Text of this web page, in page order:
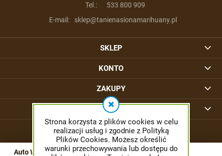
Strona korzysta z plików cookies w celu
realizacji usług i zgodnie z Polityką
Plików Cookies. Możesz określić
warunki przechowywania lub dostępu do
Auto Wembley - PYRAMID SEEDS
Tel.:
533 800 909
E-mail:
sklep@tanienasionamarihuany.pl
SKLEP
KONTO
ZAKUPY
INFORMACJE